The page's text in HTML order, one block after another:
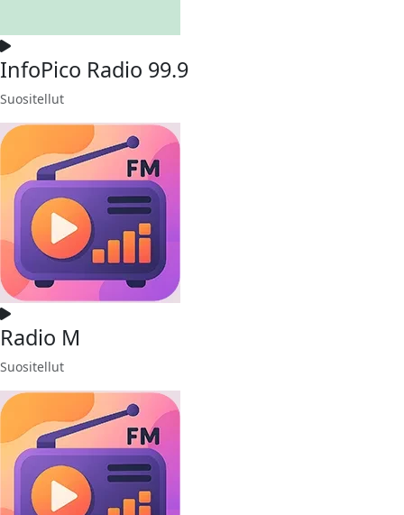
InfoPico Radio 99.9
Suositellut
Radio M
Suositellut